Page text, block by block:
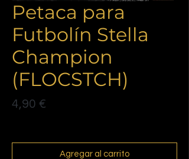
Petaca para
Futbolín Stella
Champion
(FLOCSTCH)
4,90 €
Agregar al carrito